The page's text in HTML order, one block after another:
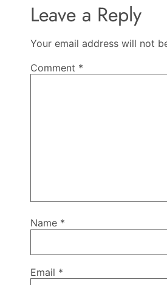
Leave a Reply
Your email address will not
Comment *
Name *
Email *